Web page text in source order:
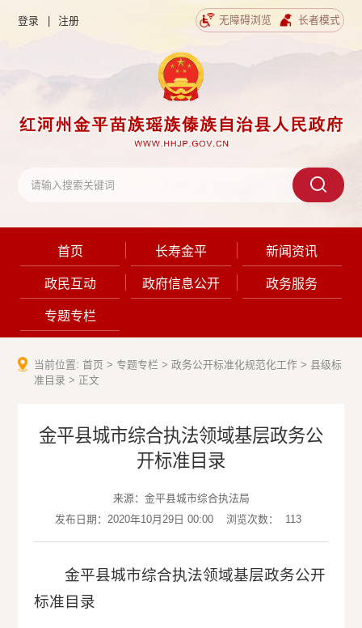
登录 | 注册 无障碍浏览 长者模式
首页 长寿金平 新闻资讯
政民互动 政府信息公开 政务服务
专题专栏
当前位置:首页 >专题专栏 >政务公开标准化规范化工作 >县级标
准目录 > 正文
金平县城市综合执法领域基层政务公
开标准目录
来源：金平县城市综合执法局
发布日期：2020年10月29日 00:00
浏览次数： 113
金平县城市综合执法领域基层政务公开
标准目录